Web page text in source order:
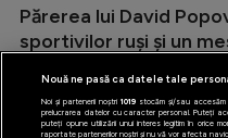
Părerea lui David
sportivilor ruși și un
Natație| 13:22
Nouă ne pasă ca datele tale
Noi și partenerii noștri 1019stocăm și/sau accesăm
prelucrarea datelor cu caracter personal. Puteți
puteți opune utilizării unui interes legitim în orice
raportate partenerilor noștri și nu vă vor afecta